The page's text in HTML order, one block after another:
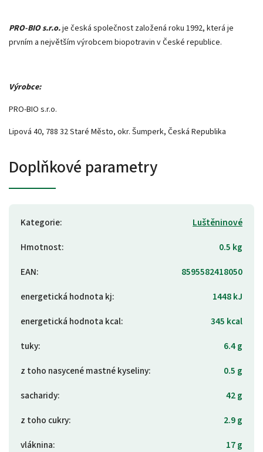
PRO-BIO s.r.o.je česká společnost založená roku 1992, která je
prvním a největším výrobcem biopotravin v České republice.
Výrobce:
PRO-BIO s.r.o.
Lipová 40, 788 32 Staré Město, okr. Šumperk, Česká Republika
Doplňkové parametry
Kategorie:
Luštěninové
Hmotnost:
0.5 kg
EAN:
8595582418050
energetická hodnota kj:
1448 kJ
energetická hodnota kcal:
345 kcal
tuky:
6.4 g
z toho nasycené mastné kyseliny:
0.5 g
sacharidy:
42 g
z toho cukry:
2.9 g
vláknina:
17 g